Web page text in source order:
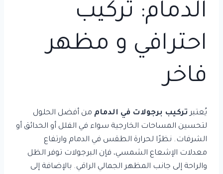
الدمام: تركيب
احترافي و مظهر
فاخر
يُعتبر تركيب برجولات في الدمام من أفضل الحلول
لتحسين المساحات الخارجية سواء في الفلل أو الحدائق أو
الشرفات. نظرًا لحرارة الطقس في الدمام وارتفاع
معدلات الإشعاع الشمسي، فإن البرجولات توفر الظل
والراحة إلى جانب المظهر الجمالي الراقي. بالإضافة إلى